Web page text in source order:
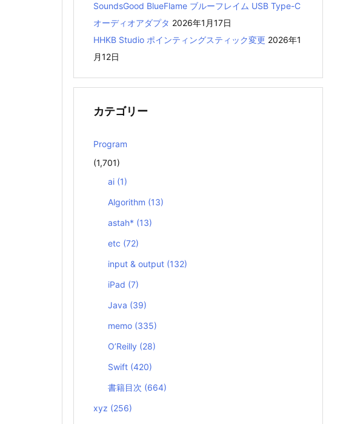
SoundsGood BlueFlame ブルーフレイム USB Type-C
オーディオアダプタ 2026年1月17日
HHKB Studio ポインティングスティック変更 2026年1
月12日
カテゴリー
Program
(1,701)
ai (1)
Algorithm (13)
astah* (13)
etc (72)
input & output (132)
iPad (7)
Java (39)
memo (335)
O’Reilly (28)
Swift (420)
書籍目次 (664)
xyz (256)